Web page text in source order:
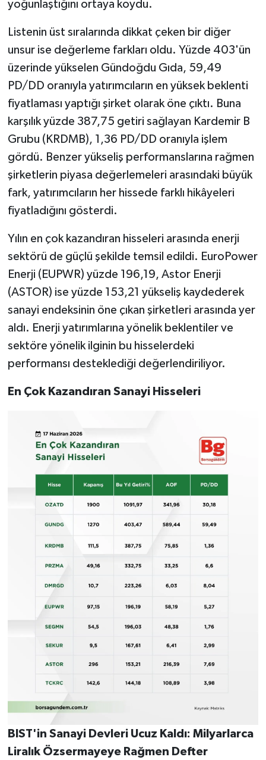
yoğunlaştığını ortaya koydu.
Listenin üst sıralarında dikkat çeken bir diğer
unsur ise değerleme farkları oldu. Yüzde 403'ün
üzerinde yükselen Gündoğdu Gıda, 59,49
PD/DD oranıyla yatırımcıların en yüksek beklenti
fiyatlaması yaptığı şirket olarak öne çıktı. Buna
karşılık yüzde 387,75 getiri sağlayan Kardemir B
Grubu (KRDMB), 1,36 PD/DD oranıyla işlem
gördü. Benzer yükseliş performanslarına rağmen
şirketlerin piyasa değerlemeleri arasındaki büyük
fark, yatırımcıların her hissede farklı hikâyeleri
fiyatladığını gösterdi.
Yılın en çok kazandıran hisseleri arasında enerji
sektörü de güçlü şekilde temsil edildi. EuroPower
Enerji (EUPWR) yüzde 196,19, Astor Enerji
(ASTOR) ise yüzde 153,21 yükseliş kaydederek
sanayi endeksinin öne çıkan şirketleri arasında yer
aldı. Enerji yatırımlarına yönelik beklentiler ve
sektöre yönelik ilginin bu hisselerdeki
performansı desteklediği değerlendiriliyor.
En Çok Kazandıran Sanayi Hisseleri
BIST'in Sanayi Devleri Ucuz Kaldı: Milyarlarca
Liralık Özsermayeye Rağmen Defter